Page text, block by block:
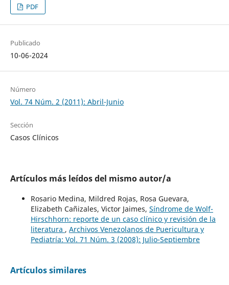
PDF
Publicado
10-06-2024
Número
Vol. 74 Núm. 2 (2011): Abril-Junio
Sección
Casos Clínicos
Artículos más leídos del mismo autor/a
Rosario Medina, Mildred Rojas, Rosa Guevara,
Elizabeth Cañizales, Victor Jaimes, Síndrome de Wolf-
Hirschhorn: reporte de un caso clínico y revisión de la
literatura , Archivos Venezolanos de Puericultura y
Pediatría: Vol. 71 Núm. 3 (2008): Julio-Septiembre
Artículos similares